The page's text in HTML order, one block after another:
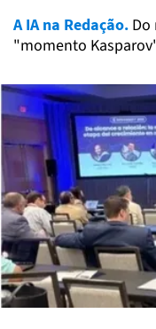
A IA na Redação.
"momento